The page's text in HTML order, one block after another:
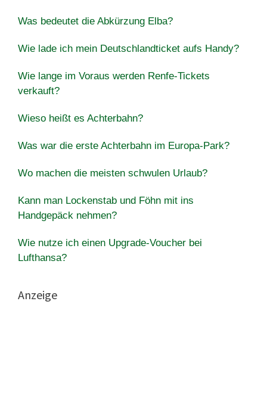
Was bedeutet die Abkürzung Elba?
Wie lade ich mein Deutschlandticket aufs Handy?
Wie lange im Voraus werden Renfe-Tickets
verkauft?
Wieso heißt es Achterbahn?
Was war die erste Achterbahn im Europa-Park?
Wo machen die meisten schwulen Urlaub?
Kann man Lockenstab und Föhn mit ins
Handgepäck nehmen?
Wie nutze ich einen Upgrade-Voucher bei
Lufthansa?
Anzeige